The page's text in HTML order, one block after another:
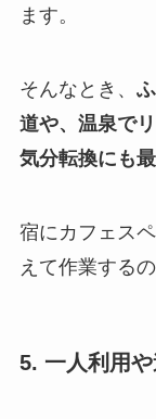
ます。
そんなとき、
道や、温泉で
気分転換にも
宿にカフェス
えて作業する
5. 一人利用